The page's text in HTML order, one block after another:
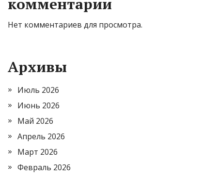
комментарии
Нет комментариев для просмотра.
Архивы
Июль 2026
Июнь 2026
Май 2026
Апрель 2026
Март 2026
Февраль 2026